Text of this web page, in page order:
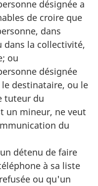
désignée a
de croire que
dans
la collectivité,
ou
désignée
destinataire, ou le
tuteur du
un mineur, ne veut
du
détenu de faire
à sa liste
ou qu'un